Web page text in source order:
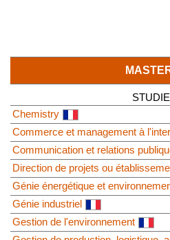
Chemistry
Commerce et management à
Communication et relations
Direction de projets ou
Génie énergétique et
Génie industriel
Gestion de l'environnement